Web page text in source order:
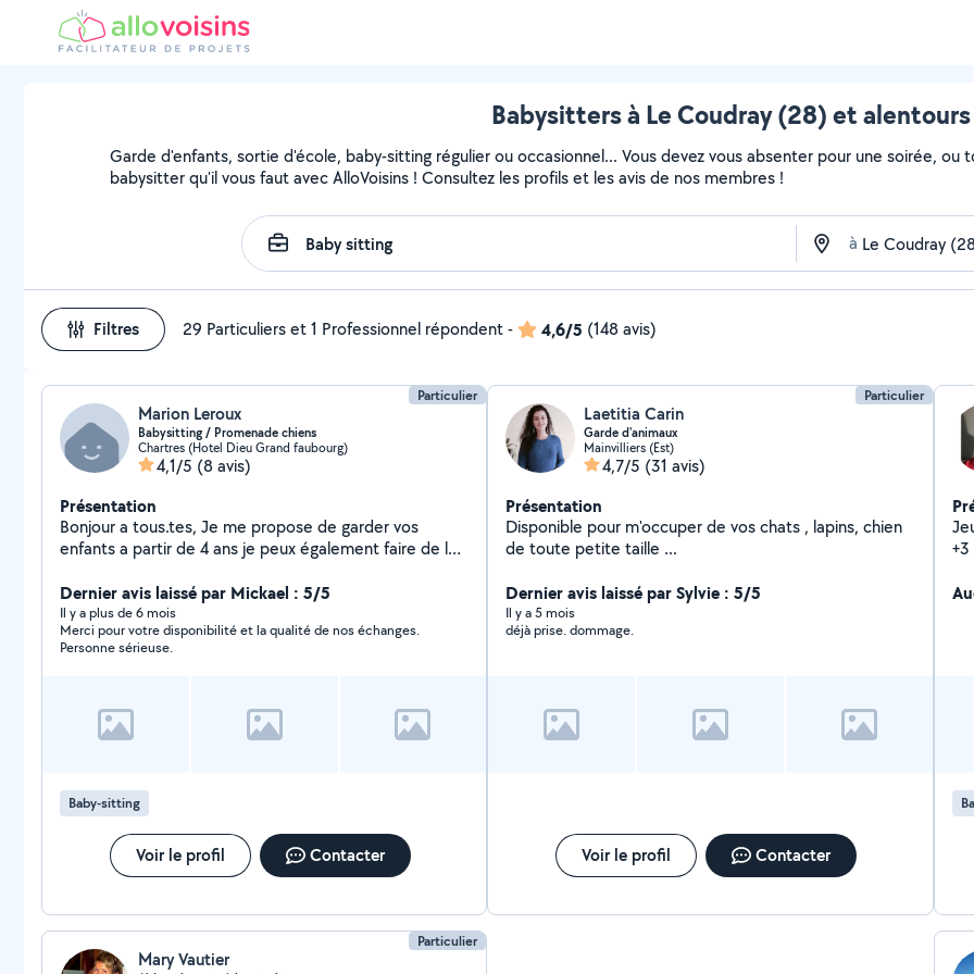
Babysitters à Le Coudray (28) et alentours
Garde d'enfants, sortie d'école, baby-sitting régulier ou occasionnel... Vous devez vous absenter pour une soirée, ou
babysitter qu'il vous faut avec AlloVoisins ! Consultez les profils et les avis de nos membres !
à
Filtres 29 Particuliers et 1 Professionnel répondent- 4,6/5 (148 avis)
Particulier
Marion Leroux
Babysitting / Promenade chiens
Chartres (Hotel Dieu Grand faubourg)
4,1/5 (8 avis)
Présentation
Bonjour a tous.tes, Je me propose de garder vos
enfants a partir de 4 ans je peux également faire de l
promener vos animaux ou les garder à votre domicile
ou chez moi. Enfin, je peux faire le ménage à votre
domicile ou accompagner vos parents ages a des
rendez vous médicaux par exemple Au plaisir de vous
Dernier avis laissé par Mickael : 5/5
Il y a plus de 6 mois
Merci pour votre disponibilité et la qualité de nos échanges.
Personne sérieuse.
Baby-sitting
Voir le profil Contacter
Particulier
Laetitia Carin
Garde d'animaux
Mainvilliers (Est)
4,7/5 (31 avis)
Présentation
Disponible pour m'occuper de vos chats , lapins, chien
de toute petite taille ...
Dernier avis laissé par Sylvie : 5/5
Il y a 5 mois
déjà prise. dommage.
Voir le profil Contacter
Particulier
Mary Vautier